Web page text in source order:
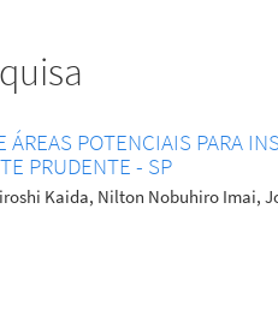
POTENCIAIS PARA
PRUDENTE - SP
Kaida, Nilton Nobuhiro Imai,